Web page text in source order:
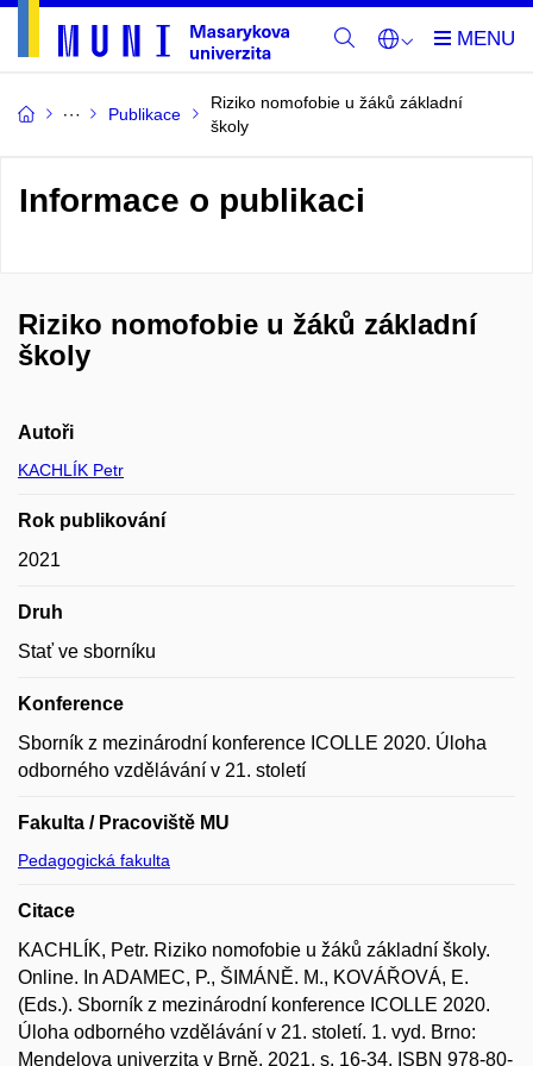
Publikace
Riziko nomofobie u žáků základní
školy
Informace o publikaci
Riziko nomofobie u žáků základní
školy
Autoři
KACHLÍK Petr
Rok publikování
2021
Druh
Stať ve sborníku
Konference
Sborník z mezinárodní konference ICOLLE 2020. Úloha
odborného vzdělávání v 21. století
Fakulta / Pracoviště MU
Pedagogická fakulta
Citace
KACHLÍK, Petr. Riziko nomofobie u žáků základní školy.
Online. In ADAMEC, P., ŠIMÁNĚ. M., KOVÁŘOVÁ, E.
(Eds.). Sborník z mezinárodní konference ICOLLE 2020.
Úloha odborného vzdělávání v 21. století. 1. vyd. Brno:
Mendelova univerzita v Brně, 2021, s. 16-34. ISBN 978-80-